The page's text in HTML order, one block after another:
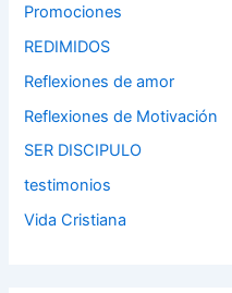
Promociones
REDIMIDOS
Reflexiones de amor
Reflexiones de Motivación
SER DISCIPULO
testimonios
Vida Cristiana